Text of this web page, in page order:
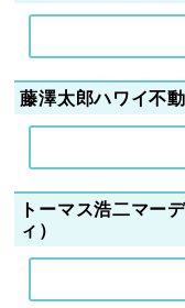
藤澤太郎ハワイ不
トーマス浩二マー
ィ）